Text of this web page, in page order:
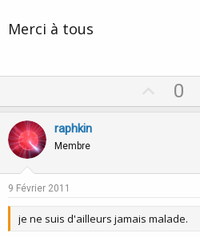
Merci à tous
p
0
raphkin
Membre
9 Février 2011
je ne suis d'ailleurs jamais malade.